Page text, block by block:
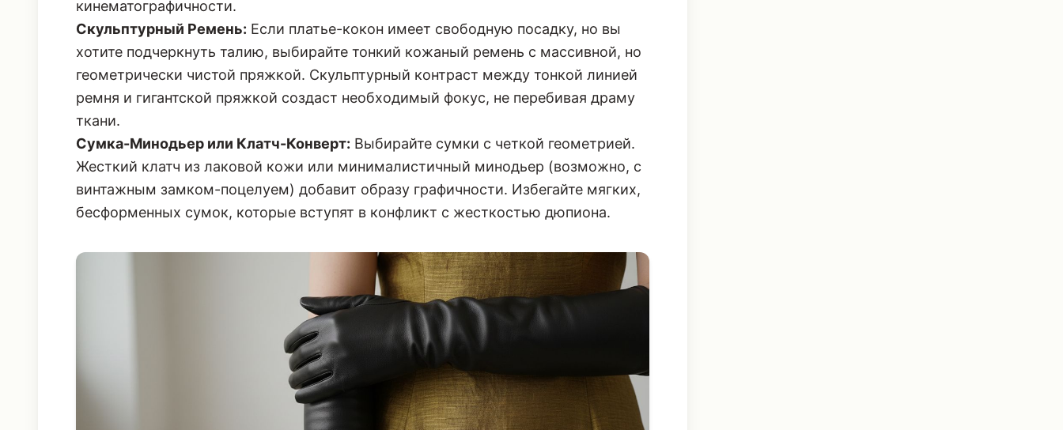
кинематографичности.
Скульптурный Ремень: Если платье-кокон имеет свободную посадку, но вы
хотите подчеркнуть талию, выбирайте тонкий кожаный ремень с массивной, но
геометрически чистой пряжкой. Скульптурный контраст между тонкой линией
ремня и гигантской пряжкой создаст необходимый фокус, не перебивая драму
ткани.
Сумка-Минодьер или Клатч-Конверт: Выбирайте сумки с четкой геометрией.
Жесткий клатч из лаковой кожи или минималистичный минодьер (возможно, с
винтажным замком-поцелуем) добавит образу графичности. Избегайте мягких,
бесформенных сумок, которые вступят в конфликт с жесткостью дюпиона.